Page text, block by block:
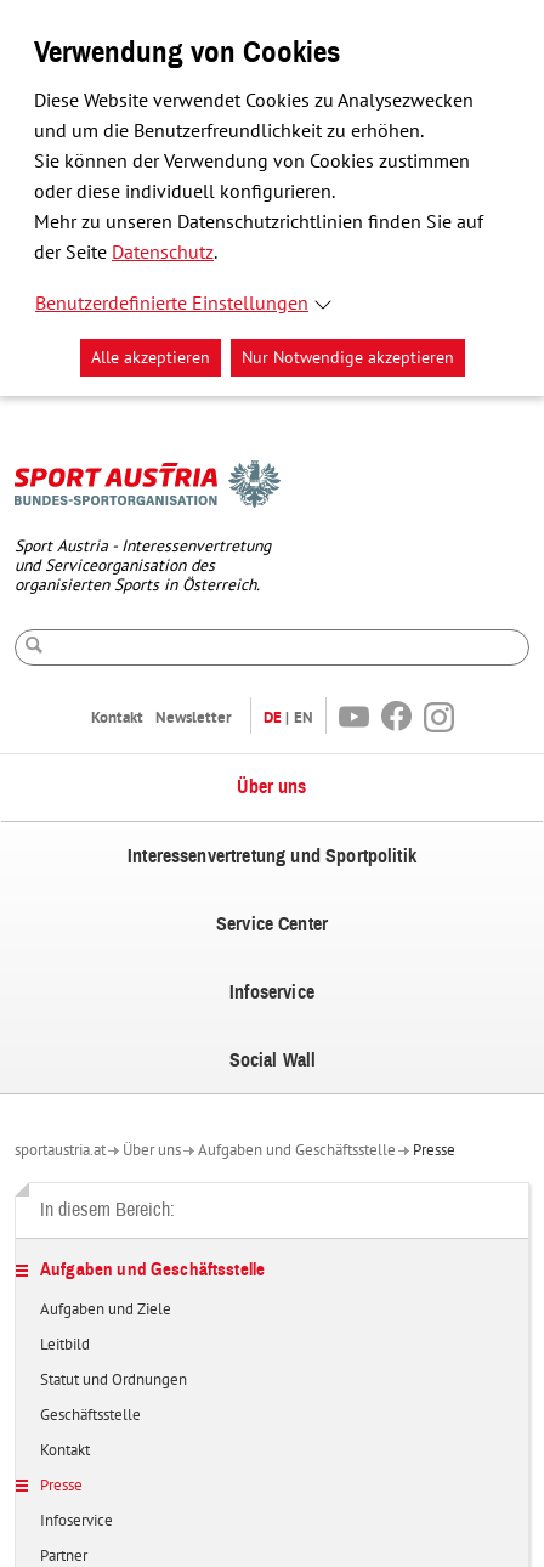
Verwendung von Cookies
Diese Website verwendet Cookies zu Analysezwecken
und um die Benutzerfreundlichkeit zu erhöhen.
Sie können der Verwendung von Cookies zustimmen
oder diese individuell konfigurieren.
Mehr zu unseren Datenschutzrichtlinien finden Sie auf
der Seite Datenschutz.
Benutzerdefinierte Einstellungen
Alle akzeptieren Nur Notwendige akzeptieren
Sport Austria - Interessenvertretung
und Serviceorganisation des
organisierten Sports in Österreich.
Kontakt Newsletter DE EN YoutubeFacebookInstagram
Über uns
Interessenvertretung und Sportpolitik
Service Center
Infoservice
Social Wall
sportaustria.at Über uns Aufgaben und Geschäftsstelle Presse
In diesem Bereich:
Aufgaben und Geschäftsstelle
Aufgaben und Ziele
Leitbild
Statut und Ordnungen
Geschäftsstelle
Kontakt
Presse
Infoservice
Partner